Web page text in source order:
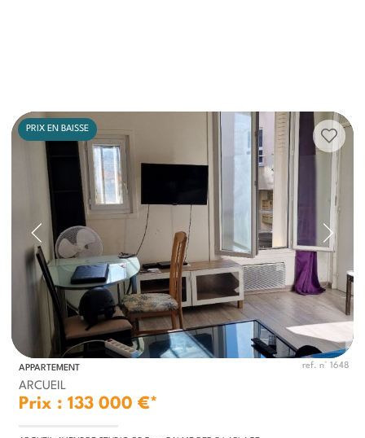
PRIX EN BAISSE
APPARTEMENT ref. n° 1648
ARCUEIL
Prix : 133 000 €*